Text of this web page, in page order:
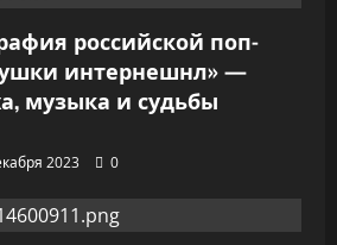
российской поп-
интернешнл» —
музыка и судьбы
2023
0